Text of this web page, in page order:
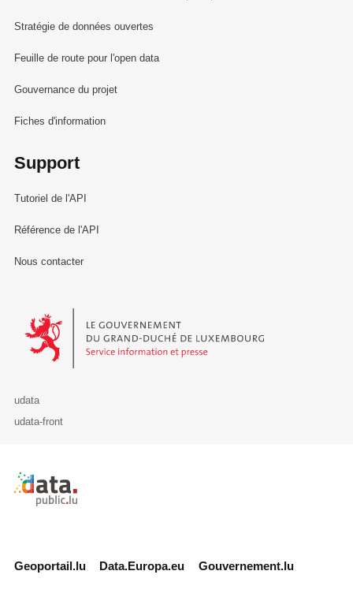
Stratégie de données ouvertes
Feuille de route pour l'open data
Gouvernance du projet
Fiches d'information
Support
Tutoriel de l'API
Référence de l'API
Nous contacter
Le Gouvernement du Grand-Duché de Luxembourg - Service
udata
udata-front
Retour à l'accueil de data.public.lu
Geoportail.lu Data.Europa.eu Gouvernement.lu